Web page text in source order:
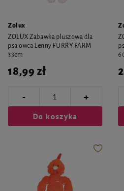
Zolux
ZOLUX Zabawka pluszowa dla
psa owca Lenny FURRY FARM
33cm
18,99 zł
- +
Do koszyka